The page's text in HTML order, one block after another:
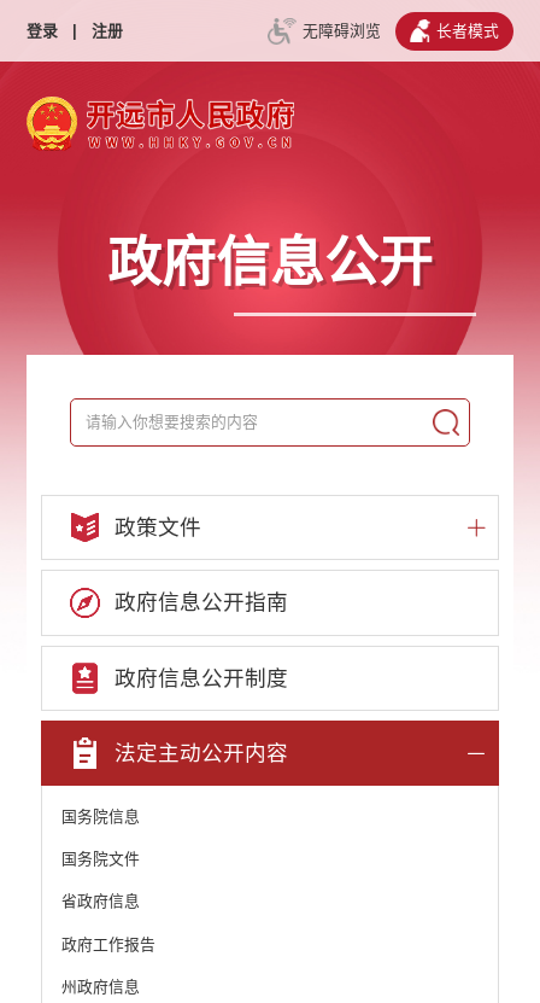
登录 | 注册 无障碍浏览 长者模式
政府信息公开
政策文件
政府信息公开指南
政府信息公开制度
法定主动公开内容
国务院信息
国务院文件
省政府信息
政府工作报告
州政府信息